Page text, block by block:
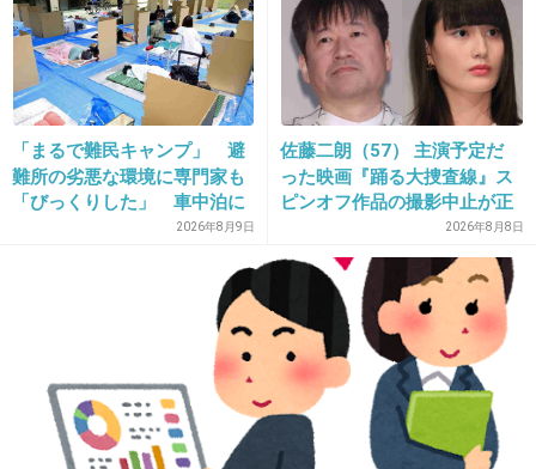
+79 -1
32. 匿名2021/03/22(月) 09:50:57
マイナスかもしれないけど、私も気持ちわか
る。
人混みとか呼吸浅くする(笑)
+56 -11
2021/03/22(月) 09:50:59
「まるで難民キャンプ」 避
難所の劣悪な環境に専門家も
「びっくりした」 車中泊に
もリスクが 「熱したフライ
2026年8月9日
佐藤二朗（57） 主演予定だ
った映画『踊る大捜査線』ス
ピンオフ作品の撮影中止が正
2026年8月8日